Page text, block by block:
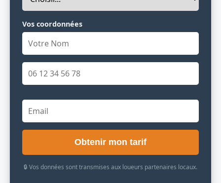
Vos coordonnées
Obtenir mon tarif
🔒 Vos données sont transmises aux loueurs partenaires locaux.